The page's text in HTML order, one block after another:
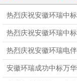
热烈庆祝安徽环瑞中
附件采购标
热烈庆祝安徽环瑞中
热烈庆祝安徽环瑞电
安徽环瑞成功中标万